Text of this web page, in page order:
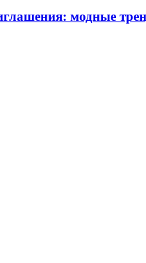
модные